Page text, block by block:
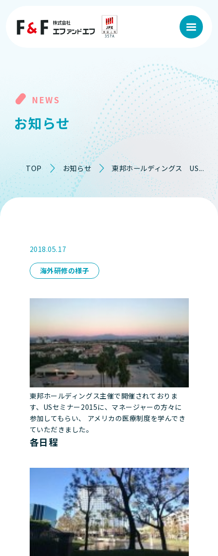
NEWS
お知らせ
TOP お知らせ 東邦ホールディングス US...
2018.05.17
海外研修の様子
東邦ホールディングス主催で開催されておりま
す、USセミナー2015に、マネージャーの方々に
参加してもらい、 アメリカの医療制度を学んでき
ていただきました。
各日程